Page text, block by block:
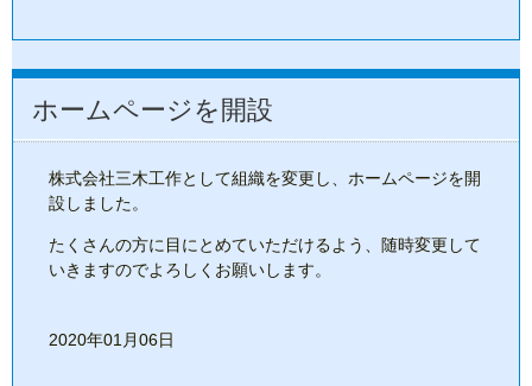
ホームページを開設
株式会社三木工作として組織を変更し、ホームページを開
設しました。
たくさんの方に目にとめていただけるよう、随時変更して
いきますのでよろしくお願いします。
2020年01月06日